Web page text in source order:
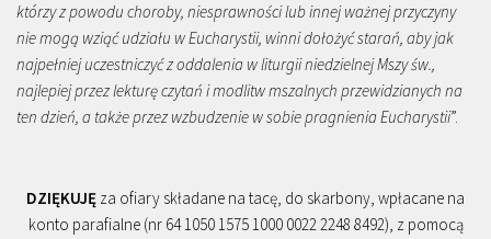
którzy z powodu choroby, niesprawności lub innej ważnej przyczyny
nie mogą wziąć udziału w Eucharystii, winni dołożyć starań, aby jak
najpełniej uczestniczyć z oddalenia w liturgii niedzielnej Mszy św.,
najlepiej przez lekturę czytań i modlitw mszalnych przewidzianych na
ten dzień, a także przez wzbudzenie w sobie pragnienia Eucharystii”.
DZIĘKUJĘ za ofiary składane na tacę, do skarbony, wpłacane na
konto parafialne (nr 64 1050 1575 1000 0022 2248 8492), z pomocą